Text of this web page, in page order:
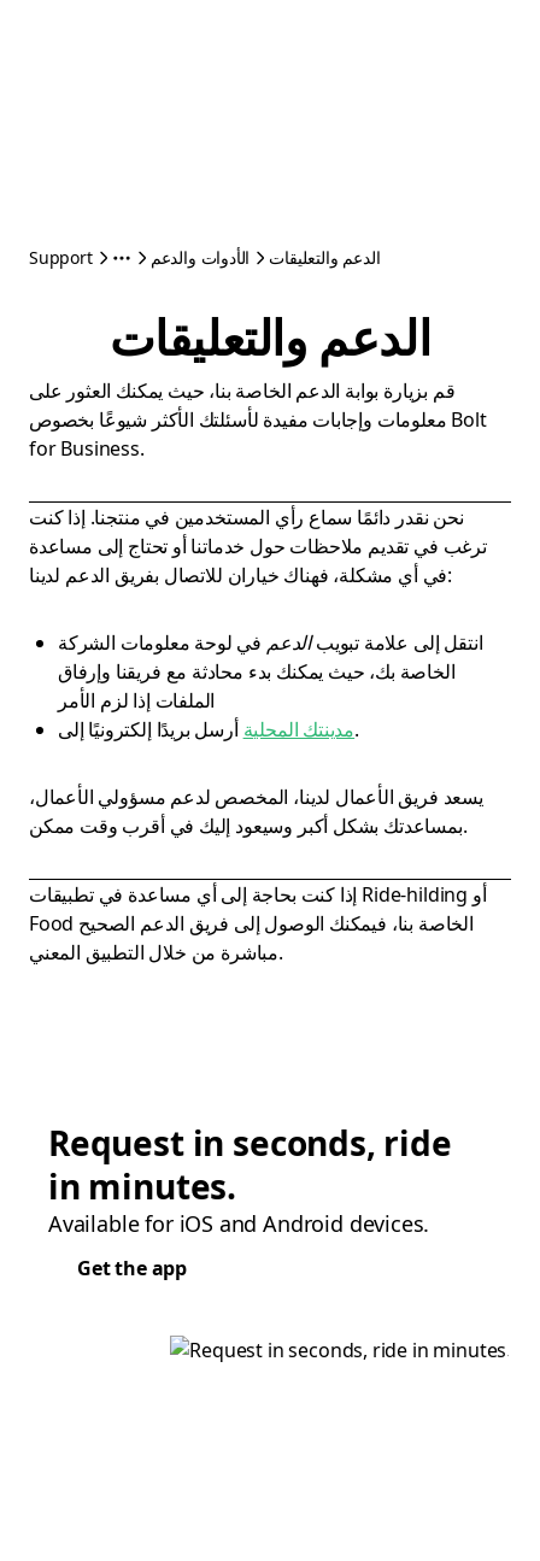
Support الأدوات والدعم الدعم والتعليقات
الدعم والتعليقات
قم بزيارة بوابة الدعم الخاصة بنا، حيث يمكنك العثور على
معلومات وإجابات مفيدة لأسئلتك الأكثر شيوعًا بخصوص Bolt
for Business.
نحن نقدر دائمًا سماع رأي المستخدمين في منتجنا. إذا كنت
ترغب في تقديم ملاحظات حول خدماتنا أو تحتاج إلى مساعدة
في أي مشكلة، فهناك خياران للاتصال بفريق الدعم لدينا:
انتقل إلى علامة تبويبالدعم في لوحة معلومات الشركة
الخاصة بك، حيث يمكنك بدء محادثة مع فريقنا وإرفاق
الملفات إذا لزم الأمر
أرسل بريدًا إلكترونيًا إلى مدينتك المحلية.
يسعد فريق الأعمال لدينا، المخصص لدعم مسؤولي الأعمال،
بمساعدتك بشكل أكبر وسيعود إليك في أقرب وقت ممكن.
إذا كنت بحاجة إلى أي مساعدة في تطبيقات Ride-hilding أو
Food الخاصة بنا، فيمكنك الوصول إلى فريق الدعم الصحيح
مباشرة من خلال التطبيق المعني.
Request in seconds, ride
in minutes.
Available for iOS and Android devices.
Get the app